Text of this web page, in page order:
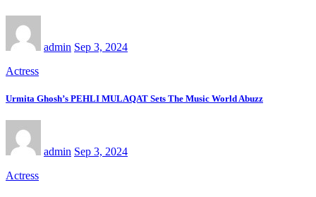
admin Sep 3, 2024
Actress
Urmita Ghosh’s PEHLI MULAQAT Sets The Music World Abuzz
admin Sep 3, 2024
Actress